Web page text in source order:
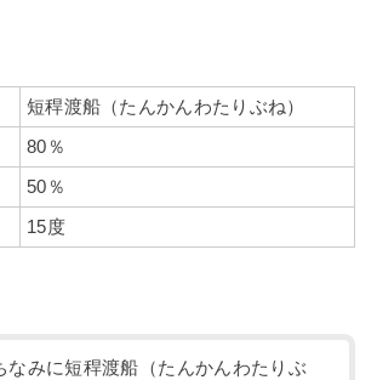
短稈渡船（たんかんわたりぶね）
80％
50％
15度
なみに短稈渡船（たんかんわたりぶ